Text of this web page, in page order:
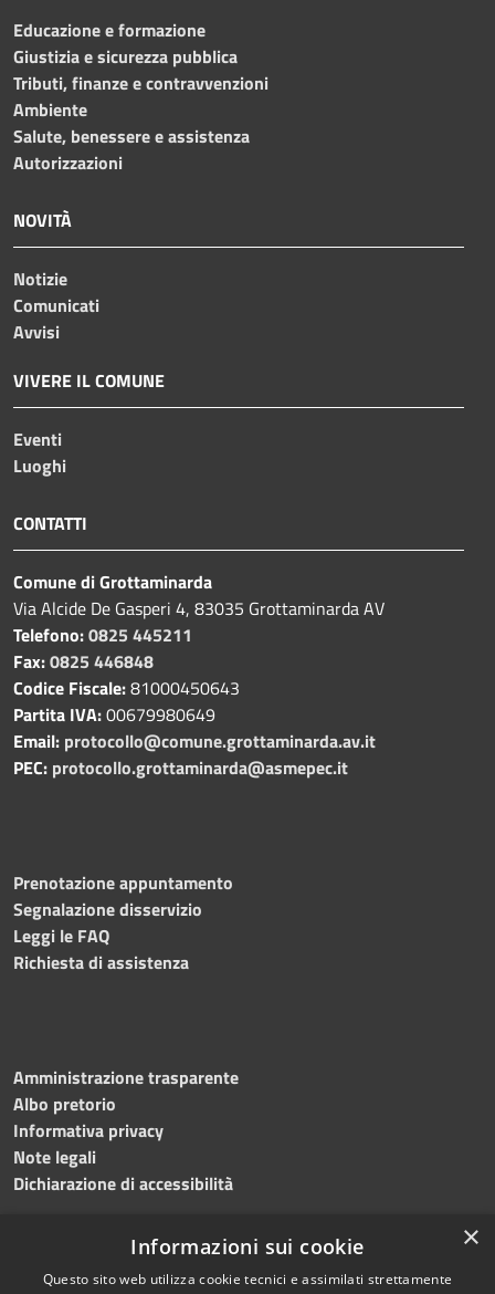
Educazione e formazione
Giustizia e sicurezza pubblica
Tributi, finanze e contravvenzioni
Ambiente
Salute, benessere e assistenza
Autorizzazioni
NOVITÀ
Notizie
Comunicati
Avvisi
VIVERE IL COMUNE
Eventi
Luoghi
CONTATTI
Comune di Grottaminarda
Via Alcide De Gasperi 4, 83035 Grottaminarda AV
Telefono:0825 445211
Fax:0825 446848
Codice Fiscale:81000450643
Partita IVA:00679980649
Email: protocollo@comune.grottaminarda.av.it
PEC: protocollo.grottaminarda@asmepec.it
Prenotazione appuntamento
Segnalazione disservizio
Leggi le FAQ
Richiesta di assistenza
Amministrazione trasparente
Albo pretorio
Informativa privacy
Note legali
Dichiarazione di accessibilità
×
Informazioni sui cookie
Questo sito web utilizza cookie tecnici e assimilati strettamente